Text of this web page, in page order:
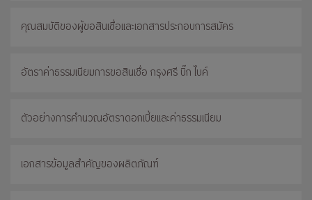
คุณสมบัติของผู้ขอสินเชื่อและเอกสารประกอบการสมัคร
อัตราค่าธรรมเนียมการขอสินเชื่อ กรุงศรี บิ๊ก ไบค์
ตัวอย่างการคำนวณอัตราดอกเบี้ยและค่าธรรมเนียม
เอกสารข้อมูลสำคัญของผลิตภัณฑ์